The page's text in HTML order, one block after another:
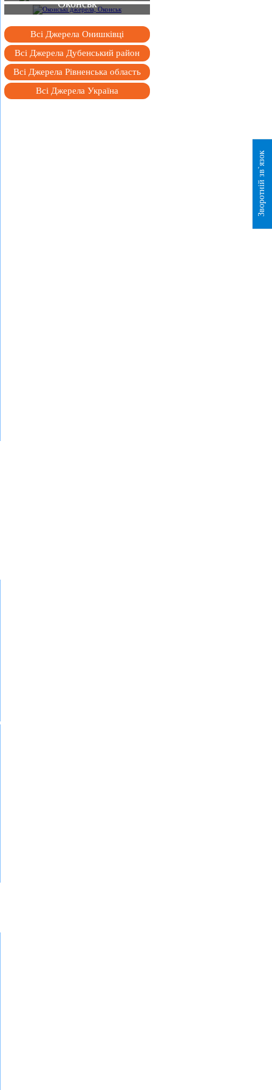
Оконськ
Всі Джерела Онишківці
Всі Джерела Дубенський район
Всі Джерела Рівненська область
Всі Джерела Україна
Зворотній зв`язок